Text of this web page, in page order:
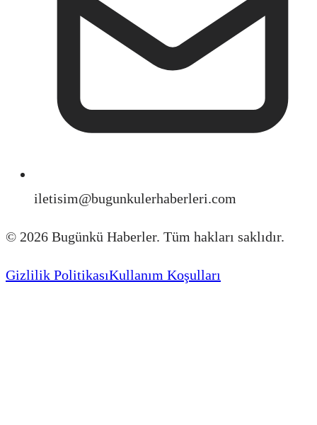
iletisim@bugunkulerhaberleri.com
© 2026 Bugünkü Haberler. Tüm hakları saklıdır.
Gizlilik PolitikasıKullanım Koşulları